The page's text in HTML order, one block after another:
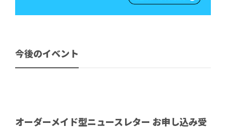
今後のイベント
オーダーメイド型ニュースレター お申し込み受